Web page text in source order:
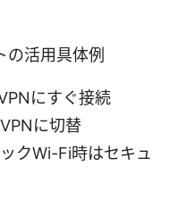
の活用具体例
にすぐ接続
に切替
クWi-Fi時はセキュ